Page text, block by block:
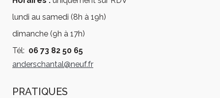
lundi au samedi (8h à 19h)
dimanche (9h à 17h)
Tél: 06 73 82 50 65
anderschantal@neuf.fr
PRATIQUES